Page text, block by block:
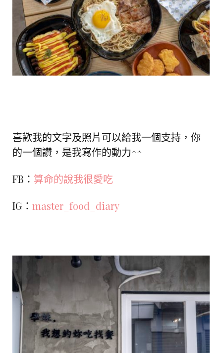
喜歡我的文字及照片可以給我一個支持，你
的一個讚，是我寫作的動力^^
FB： 算命的說我很愛吃
IG： master_food_diary